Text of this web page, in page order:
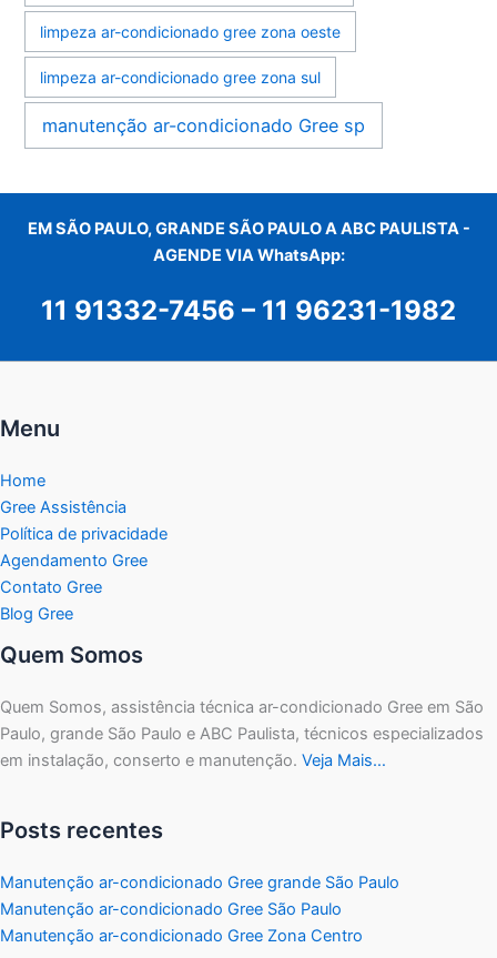
limpeza ar-condicionado gree zona oeste
limpeza ar-condicionado gree zona sul
manutenção ar-condicionado Gree sp
EM SÃO PAULO, GRANDE SÃO PAULO A ABC PAULISTA -
AGENDE VIA WhatsApp:
11 91332-7456 – 11 96231-1982
Menu
Home
Gree Assistência
Política de privacidade
Agendamento Gree
Contato Gree
Blog Gree
Quem Somos
Quem Somos, assistência técnica ar-condicionado Gree em São
Paulo, grande São Paulo e ABC Paulista, técnicos especializados
em instalação, conserto e manutenção. Veja Mais…
Posts recentes
Manutenção ar-condicionado Gree grande São Paulo
Manutenção ar-condicionado Gree São Paulo
Manutenção ar-condicionado Gree Zona Centro